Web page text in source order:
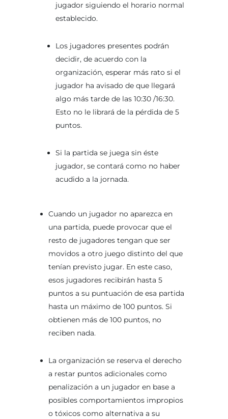
jugador siguiendo el horario normal
establecido.
Los jugadores presentes podrán
decidir, de acuerdo con la
organización, esperar más rato si el
jugador ha avisado de que llegará
algo más tarde de las 10:30 /16:30.
Esto no le librará de la pérdida de 5
puntos.
Si la partida se juega sin éste
jugador, se contará como no haber
acudido a la jornada.
Cuando un jugador no aparezca en
una partida, puede provocar que el
resto de jugadores tengan que ser
movidos a otro juego distinto del que
tenían previsto jugar. En este caso,
esos jugadores recibirán hasta 5
puntos a su puntuación de esa partida
hasta un máximo de 100 puntos. Si
obtienen más de 100 puntos, no
reciben nada.
La organización se reserva el derecho
a restar puntos adicionales como
penalización a un jugador en base a
posibles comportamientos impropios
o tóxicos como alternativa a su